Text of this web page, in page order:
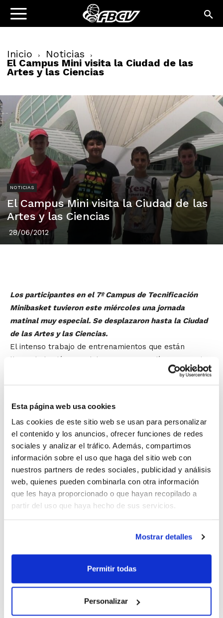
Esta página web usa cookies
Las cookies de este sitio web se usan para personalizar
el contenido y los anuncios, ofrecer funciones de redes
sociales y analizar el tráfico. Además, compartimos
información sobre el uso que haga del sitio web con
nuestros partners de redes sociales, publicidad y análisis
web, quienes pueden combinarla con otra información
que les haya proporcionado o que hayan recopilado a
partir del uso que haya hecho de sus servicios.
Mostrar detalles
Permitir todas
Personalizar
Inicio Noticias
El Campus Mini visita la Ciudad de las
Artes y las Ciencias
NOTICIAS
El Campus Mini visita la Ciudad de las
Artes y las Ciencias
28/06/2012
Los participantes en el 7º Campus de Tecnificación
Minibasket tuvieron este miércoles una jornada
matinal muy especial. Se desplazaron hasta la Ciudad
de las Artes y las Ciencias.
El intenso trabajo de entrenamientos que están
llevando los jóvenes del Campus no podía tener mejor
respiro que una mañana divertida en uno de los
tanto del Museo de las Ciencias Príncipe Felipe como
de l´Hemisféric.
Por la tarde, los jugadores/as volvieron a
retomar los entrenamientos, bajo la
dirección de grandes técnicos y
profesionales del baloncesto.